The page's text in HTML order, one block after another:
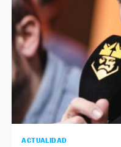
ACTUALIDAD